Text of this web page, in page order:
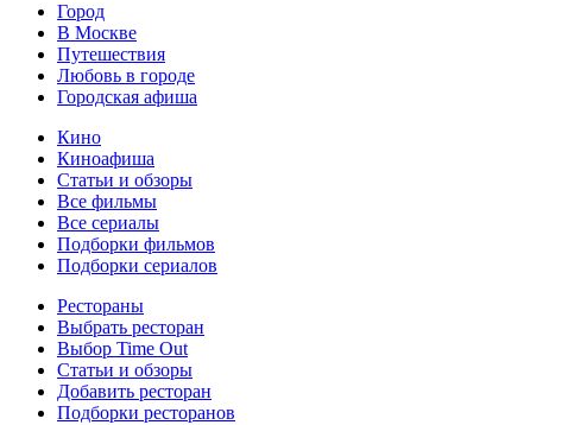
Город
В Москве
Путешествия
Любовь в городе
Городская афиша
Кино
Киноафиша
Статьи и обзоры
Все фильмы
Все сериалы
Подборки фильмов
Подборки сериалов
Рестораны
Выбрать ресторан
Выбор Time Out
Статьи и обзоры
Добавить ресторан
Подборки ресторанов